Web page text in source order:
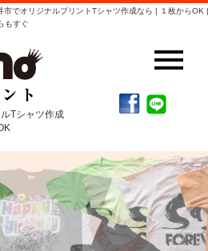
でオリジナルプリントTシャツ作成なら | １枚からOK |
もすぐ
Tシャツ作成